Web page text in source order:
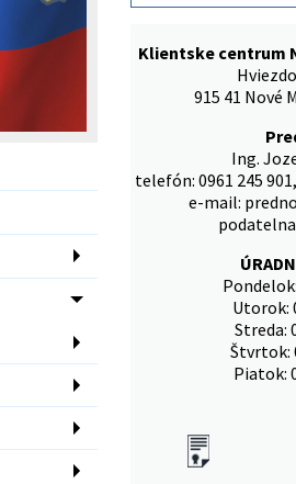
Klientske centrum
915 41 Nové
Ing.
telefón: 0961 245
e-mail:
Utorok:
Streda:
Štvrtok:
Piatok: